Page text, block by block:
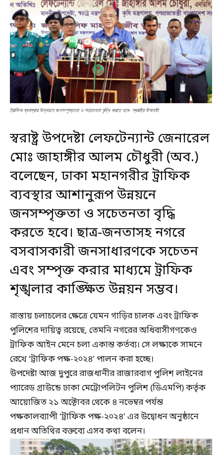
ট্রাফিক ব্যবস্থার উন্নয়নে জনসম্পৃক্ততা ও সচেতনতা বৃদ্ধি করতে হবে- স্বরাষ্ট্র উপদেষ্টা
স্বরাষ্ট্র উপদেষ্টা লেফটেন্যান্ট জেনারেল
মোঃ জাহাঙ্গীর আলম চৌধুরী (অব.)
বলেছেন, ঢাকা মহানগরীর ট্রাফিক
ব্যবস্থার আশানুরূপ উন্নয়নে
জনসম্পৃক্ততা ও সচেতনতা বৃদ্ধি
করতে হবে। ছাত্র-জনতাসহ নগরে
বসবাসকারী জনসাধারণকে সচেতন
এবং সম্পৃক্ত করার মাধ্যমে ট্রাফিক
শৃঙ্খলার কাঙ্ক্ষিত উন্নয়ন সম্ভব।
রাস্তায় চলাচলের ক্ষেত্রে যেমন গাড়ির চালক এবং ট্রাফিক
পুলিশের দায়িত্ব রয়েছে, তেমনি নগরের অধিবাসীগণকেও
ট্রাফিক আইন মেনে চলা একান্ত কর্তব্য। সে লক্ষ্যকে সামনে
রেখে ‘ট্রাফিক পক্ষ-২০২৪’ পালন করা হচ্ছে।
উপদেষ্টা আজ দুপুরে রাজধানীর রাজারবাগ পুলিশ লাইনের
প্যারেড গ্রাউন্ডে ঢাকা মেট্রোপলিটন পুলিশ (ডিএমপি) কর্তৃক
আয়োজিত ২১ অক্টোবর থেকে ৪ নভেম্বর পর্যন্ত
পক্ষকালব্যাপী ‘ট্রাফিক পক্ষ-২০২৪’ এর উদ্বোধন অনুষ্ঠানে
প্রধান অতিথির বক্তব্যে এসব কথা বলেন।